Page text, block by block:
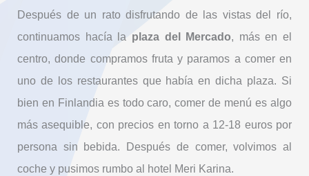
Después de un rato disfrutando de las vistas del río,
continuamos hacía la plaza del Mercado, más en el
centro, donde compramos fruta y paramos a comer en
uno de los restaurantes que había en dicha plaza. Si
bien en Finlandia es todo caro, comer de menú es algo
más asequible, con precios en torno a 12-18 euros por
persona sin bebida. Después de comer, volvimos al
coche y pusimos rumbo al hotel Meri Karina.